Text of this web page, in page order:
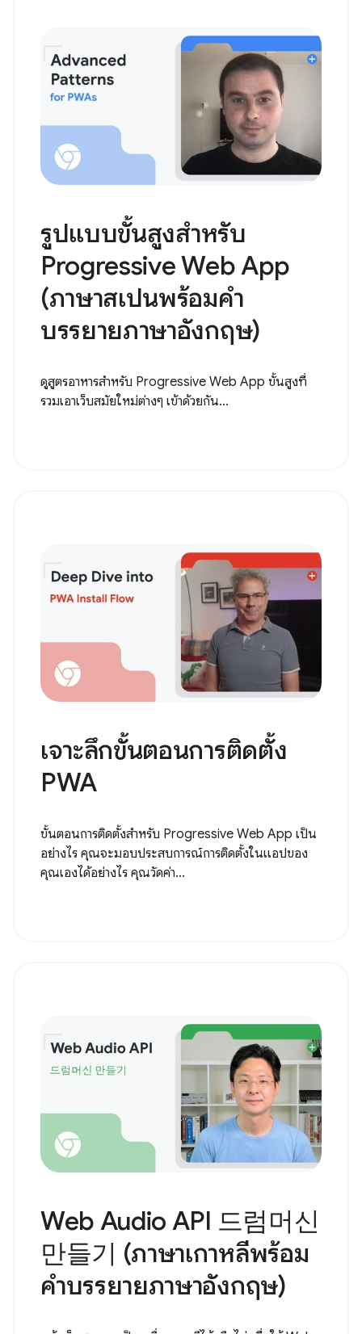
รูปแบบขั้นสูงสำหรับ
Progressive Web App
(ภาษาสเปนพร้อมคำ
บรรยายภาษาอังกฤษ)
ดูสูตรอาหารสำหรับ Progressive Web App ขั้นสูงที่
รวมเอาเว็บสมัยใหม่ต่างๆ เข้าด้วยกัน...
เจาะลึกขั้นตอนการติดตั้ง
PWA
ขั้นตอนการติดตั้งสำหรับ Progressive Web App เป็น
อย่างไร คุณจะมอบประสบการณ์การติดตั้งในแอปของ
คุณเองได้อย่างไร คุณวัดค่า...
Web Audio API 드럼머신
만들기 (ภาษาเกาหลีพร้อม
คำบรรยายภาษาอังกฤษ)